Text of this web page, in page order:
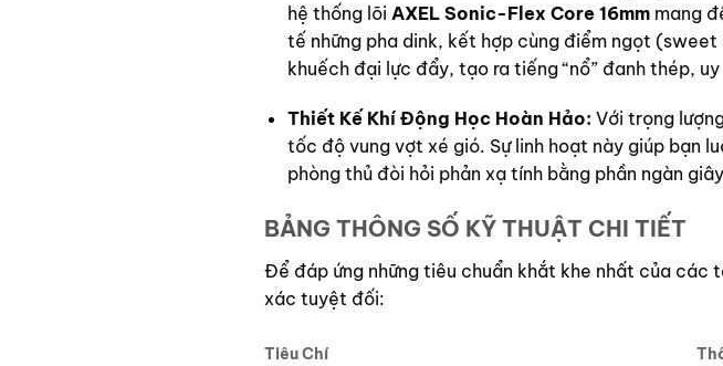
hệ thống lõi AXEL Sonic-Flex Core 16mmmang
tế những pha dink, kết hợp cùng điểm ngọt
khuếch đại lực đẩy, tạo ra tiếng “nổ” đanh thép,
Thiết Kế Khí Động Học Hoàn Hảo: Với trọng
tốc độ vung vợt xé gió. Sự linh hoạt này giúp bạn
phòng thủ đòi hỏi phản xạ tính bằng phần ngàn
BẢNG THÔNG SỐ KỸ THUẬT CHI TIẾT
Để đáp ứng những tiêu chuẩn khắt khe nhất của các
xác tuyệt đối:
Tiêu Chí